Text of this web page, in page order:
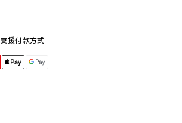
支援付款方式